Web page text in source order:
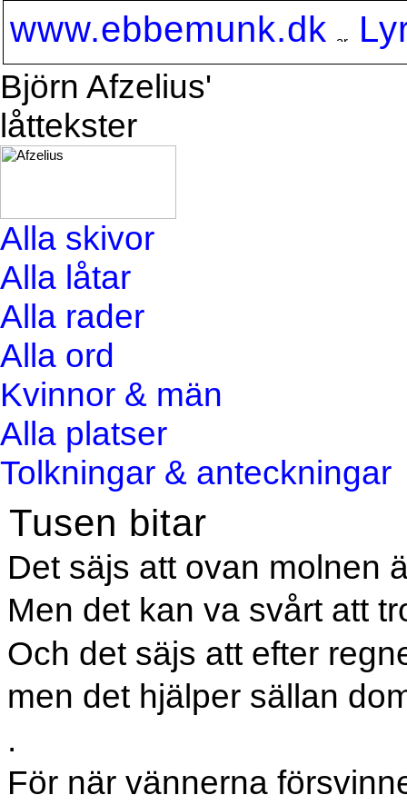
www.ebbemunk.dk
Björn Afzelius'
låttekster
Alla skivor
Alla låtar
Alla rader
Alla ord
Kvinnor & män
Alla platser
Tolkningar & anteckningar
Tusen bitar
Det säjs att ovan molnen
Men det kan va svårt att
Och det säjs att efter
men det hjälper sällan
.
För när vännerna